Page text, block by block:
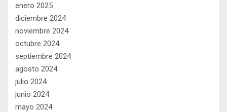
enero 2025
diciembre 2024
noviembre 2024
octubre 2024
septiembre 2024
agosto 2024
julio 2024
junio 2024
mayo 2024